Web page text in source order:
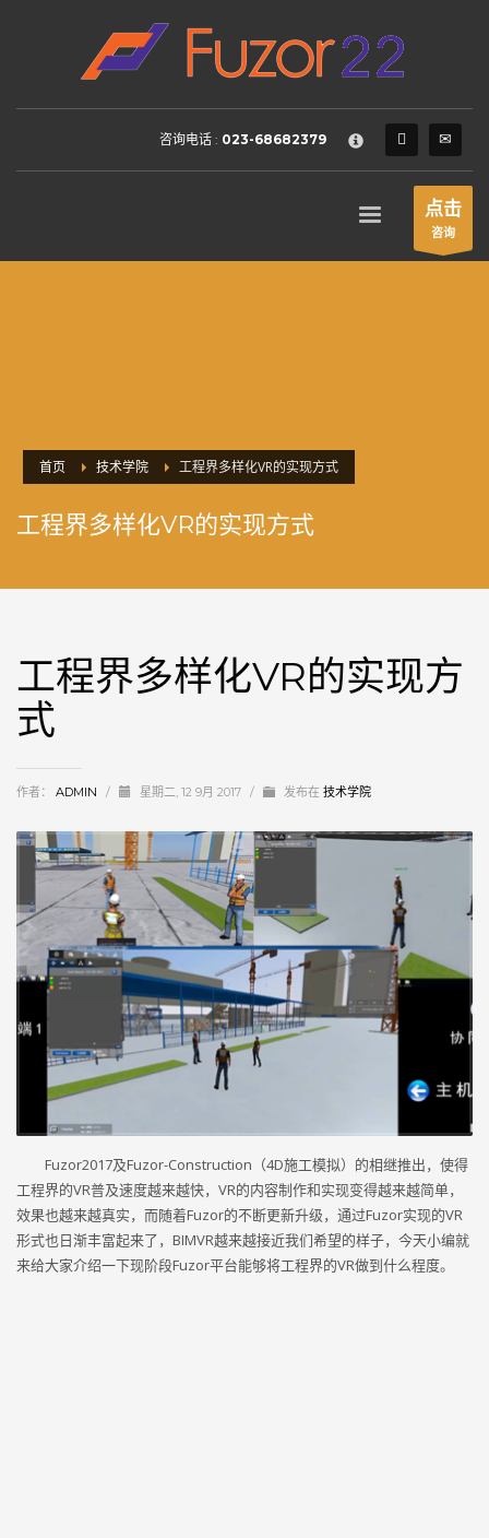
HOW TO SHOP
Login or create new account.
2 Review your order.
FREEshipment
If you still have problems, please let us know, by sending an
SHOWROOM HOURS
咨询电话 : 023-68682379
点击
咨询
首页 技术学院 工程界多样化VR的实现方式
工程界多样化VR的实现方式
工程界多样化VR的实现方
式
作者： ADMIN / 星期二, 12 9月 2017 / 发布在 技术学院
Fuzor2017及Fuzor-Construction（4D施工模拟）的相继推出，使得
工程界的VR普及速度越来越快，VR的内容制作和实现变得越来越简单，
效果也越来越真实，而随着Fuzor的不断更新升级，通过Fuzor实现的VR
形式也日渐丰富起来了，BIMVR越来越接近我们希望的样子，今天小编就
来给大家介绍一下现阶段Fuzor平台能够将工程界的VR做到什么程度。